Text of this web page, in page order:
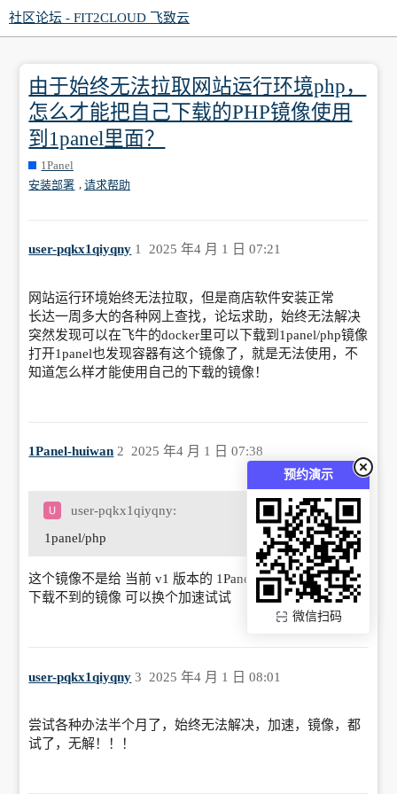
预约演示
微信扫码
社区论坛 - FIT2CLOUD 飞致云
由于始终无法拉取网站运行环境php，
怎么才能把自己下载的PHP镜像使用
到1panel里面？
1Panel
安装部署
请求帮助
user-pqkx1qiyqny 2025 年4 月 1 日 07:21
1
网站运行环境始终无法拉取，但是商店软件安装正常
长达一周多大的各种网上查找，论坛求助，始终无法解决
突然发现可以在飞牛的docker里可以下载到1panel/php镜像
打开1panel也发现容器有这个镜像了，就是无法使用，不
知道怎么样才能使用自己的下载的镜像！
1Panel-huiwan 2025 年4 月 1 日 07:38
2
user-pqkx1qiyqny:
1panel/php
这个镜像不是给 当前 v1 版本的 1Panel 用的
下载不到的镜像 可以换个加速试试
user-pqkx1qiyqny 2025 年4 月 1 日 08:01
3
尝试各种办法半个月了，始终无法解决，加速，镜像，都
试了，无解！！！